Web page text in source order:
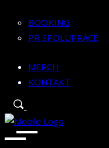
BOOKING
PR SPOLUPRÁCE
MERCH
KONTAKT